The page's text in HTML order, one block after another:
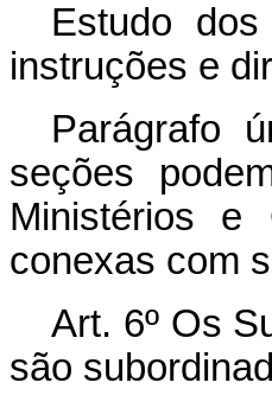
Estudo
instruções e
Parágrafo
seções
Ministérios e
conexas com
Art. 6º Os
são